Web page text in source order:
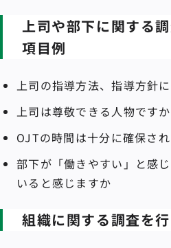
上司や部下に関する
項目例
上司の指導方法、指導方針
上司は尊敬できる人物ですか
OJTの時間は十分に確保さ
部下が「働きやすい」と感
いると感じますか
組織に関する調査を